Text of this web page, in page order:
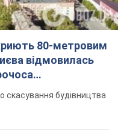
80-метровим
відмовилась
скасування будівництва